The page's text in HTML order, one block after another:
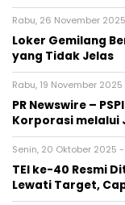
Rabu, 26 November 2025
Loker Gemilang
yang Tidak Jelas
Rabu, 19 November 2025
PR Newswire –
Korporasi melalui
Senin, 20 Oktober 2025 -
TEI ke-40 Resmi
Lewati Target,